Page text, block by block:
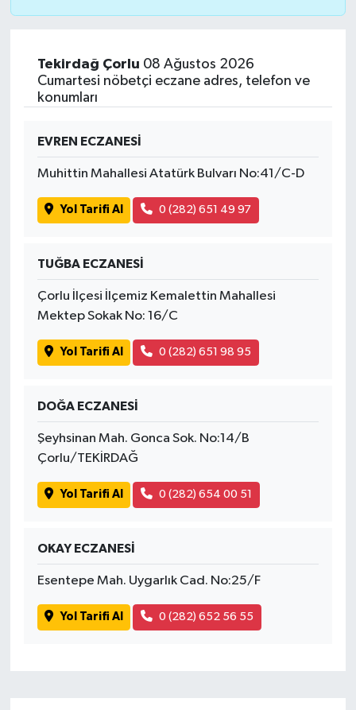
Tekirdağ Çorlu 08 Ağustos 2026
Cumartesi nöbetçi eczane adres, telefon ve
konumları
EVREN ECZANESİ
Muhittin Mahallesi Atatürk Bulvarı No:41/C-D
Yol Tarifi Al 0 (282) 651 49 97
TUĞBA ECZANESİ
Çorlu İlçesi İlçemiz Kemalettin Mahallesi
Mektep Sokak No: 16/C
Yol Tarifi Al 0 (282) 651 98 95
DOĞA ECZANESİ
Şeyhsinan Mah. Gonca Sok. No:14/B
Çorlu/TEKİRDAĞ
Yol Tarifi Al 0 (282) 654 00 51
OKAY ECZANESİ
Esentepe Mah. Uygarlık Cad. No:25/F
Yol Tarifi Al 0 (282) 652 56 55